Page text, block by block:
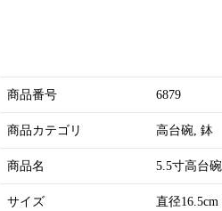
商品番号 6879
商品カテゴリ 高台碗 鉢
商品名 5.5寸高台
サイズ 直径